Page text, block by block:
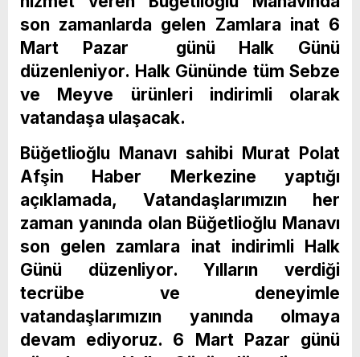
son zamanlarda gelen Zamlara inat 6
Mart Pazar günü Halk Günü
düzenleniyor. Halk Gününde tüm Sebze
ve Meyve ürünleri indirimli olarak
vatandaşa ulaşacak.
Büğetlioğlu Manavı sahibi Murat Polat
Afşin Haber Merkezine yaptığı
açıklamada, Vatandaşlarımızın her
zaman yanında olan Büğetlioğlu Manavı
son gelen zamlara inat indirimli Halk
Günü düzenliyor. Yılların verdiği
tecrübe ve deneyimle
vatandaşlarımızın yanında olmaya
devam ediyoruz. 6 Mart Pazar günü